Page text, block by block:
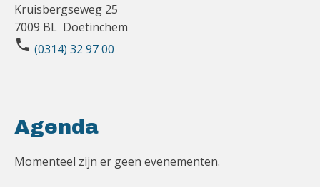
Kruisbergseweg 25
7009 BL Doetinchem
phone (0314) 32 97 00
Agenda
Momenteel zijn er geen evenementen.